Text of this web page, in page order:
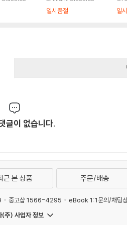
일시품절
집
일
글이 없습니다.
근 본 상품 주문/배송
중고샵 1566-4295
eBook 1:1문의/채팅
(주) 사업자 정보